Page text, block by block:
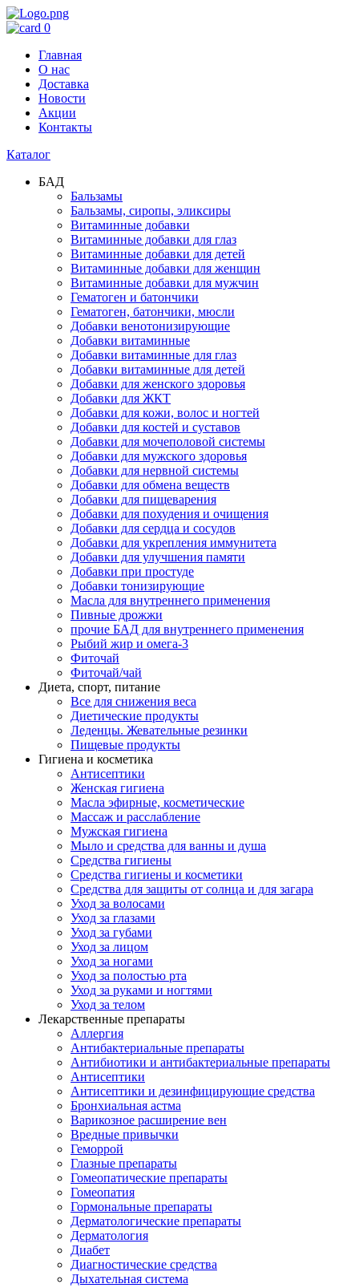
0
Главная
О нас
Доставка
Новости
Акции
Контакты
Каталог
БАД
Бальзамы
Бальзамы, сиропы, эликсиры
Витаминные добавки
Витаминные добавки для глаз
Витаминные добавки для детей
Витаминные добавки для женщин
Витаминные добавки для мужчин
Гематоген и батончики
Гематоген, батончики, мюсли
Добавки венотонизирующие
Добавки витаминные
Добавки витаминные для глаз
Добавки витаминные для детей
Добавки для женского здоровья
Добавки для ЖКТ
Добавки для кожи, волос и ногтей
Добавки для костей и суставов
Добавки для мочеполовой системы
Добавки для мужского здоровья
Добавки для нервной системы
Добавки для обмена веществ
Добавки для пищеварения
Добавки для похудения и очищения
Добавки для сердца и сосудов
Добавки для укрепления иммунитета
Добавки для улучшения памяти
Добавки при простуде
Добавки тонизирующие
Масла для внутреннего применения
Пивные дрожжи
прочие БАД для внутреннего применения
Рыбий жир и омега-3
Фиточай
Фиточай/чай
Диета, спорт, питание
Все для снижения веса
Диетические продукты
Леденцы. Жевательные резинки
Пищевые продукты
Гигиена и косметика
Антисептики
Женская гигиена
Масла эфирные, косметические
Массаж и расслабление
Мужская гигиена
Мыло и средства для ванны и душа
Средства гигиены
Средства гигиены и косметики
Средства для защиты от солнца и для загара
Уход за волосами
Уход за глазами
Уход за губами
Уход за лицом
Уход за ногами
Уход за полостью рта
Уход за руками и ногтями
Уход за телом
Лекарственные препараты
Аллергия
Антибактериальные препараты
Антибиотики и антибактериальные препараты
Антисептики
Антисептики и дезинфицирующие средства
Бронхиальная астма
Варикозное расширение вен
Вредные привычки
Геморрой
Глазные препараты
Гомеопатические препараты
Гомеопатия
Гормональные препараты
Дерматологические препараты
Дерматология
Диабет
Диагностические средства
Дыхательная система